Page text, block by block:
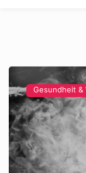
Gesundheit &